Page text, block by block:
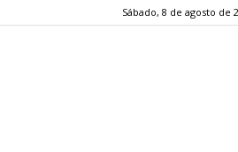
Sábado, 8 de agosto de